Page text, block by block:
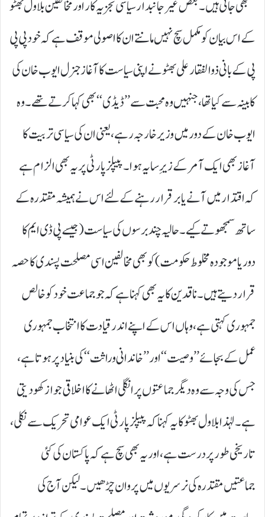
سمجھی جاتی ہیں۔ بعض غیر جانبدار سیاسی تجزیہ کار اور مخالفین بلاول بھٹو
کے اس بیان کو مکمل سچ نہیں مانتے ان کا اصولی موقف ہے کہ خود پی پی
پی کے بانی ذوالفقار علی بھٹو نے اپنی سیاست کا آغاز جنرل ایوب خان کی
کابینہ سے کیا تھا، جنہیں وہ محبت سے ’’ ڈیڈی‘‘ بھی کہا کرتے تھے۔ وہ
ایوب خان کے دور میں وزیر خارجہ رہے، یعنی ان کی سیاسی تربیت کا
آغاز بھی ایک آمر کے زیرِ سایہ ہوا۔ پیپلز پارٹی پر یہ بھی الزام ہے
کہ اقتدار میں آنے یا برقرار رہنے کے لئے اس نے ہمیشہ مقتدرہ کے
ساتھ سمجھوتے کیے۔ حالیہ چند برسوں کی سیاست ( جیسے پی ڈی ایم کا
دور یا موجودہ مخلوط حکومت) کو بھی مخالفین اسی مصلحت پسندی کا حصہ
قرار دیتے ہیں۔ ناقدین کا یہ بھی کہنا ہے کہ جو جماعت خود کو خالص
جمہوری کہتی ہے، وہاں اس کے اپنے اندر قیادت کا انتخاب جمہوری
عمل کے بجائے ’’ وصیت‘‘ اور ’’ خاندانی وراثت‘‘ کی بنیاد پر ہوتا ہے،
جس کی وجہ سے وہ دیگر جماعتوں پر انگلی اٹھانے کا اخلاقی جواز کھو دیتی
ہے۔ لہٰذا بلاول بھٹو کا یہ کہنا کہ پیپلز پارٹی ایک عوامی تحریک سے نکلی،
تاریخی طور پر درست ہے، اور یہ بھی سچ ہے کہ پاکستان کی کئی
جماعتیں مقتدرہ کی نرسریوں میں پروان چڑھیں۔ لیکن آج کی